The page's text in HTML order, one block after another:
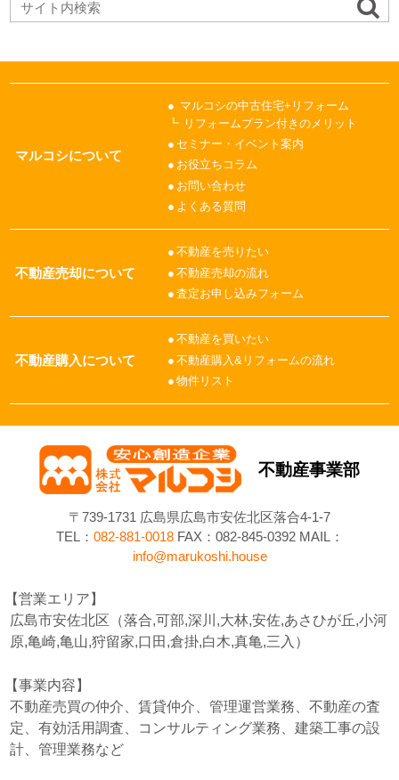
マルコシについて
マルコシの中古住宅+リフォーム
リフォームプラン付きのメリット
セミナー・イベント案内
お役立ちコラム
お問い合わせ
よくある質問
不動産売却について
不動産を売りたい
不動産売却の流れ
査定お申し込みフォーム
不動産購入について
不動産を買いたい
不動産購入&リフォームの流れ
物件リスト
不動産事業部
〒739-1731 広島県広島市安佐北区落合4-1-7
TEL： 082-881-0018FAX：082-845-0392 MAIL：
info@marukoshi.house
営業エリア
広島市安佐北区（落合,可部,深川,大林,安佐,あさひが丘,小河
原,亀崎,亀山,狩留家,口田,倉掛,白木,真亀,三入）
事業内容
不動産売買の仲介、賃貸仲介、管理運営業務、不動産の査
定、有効活用調査、コンサルティング業務、建築工事の設
計、管理業務など